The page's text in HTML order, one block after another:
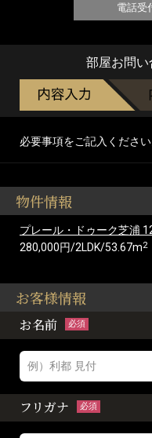
電話受
部屋お問い
必要事項をご記入ください
物件情報
プレール・ドゥーク芝浦
280,000円/2LDK/53.67m2
お客様情報
お名前 必須
フリガナ 必須